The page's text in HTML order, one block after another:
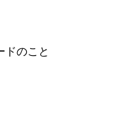
ドのこと